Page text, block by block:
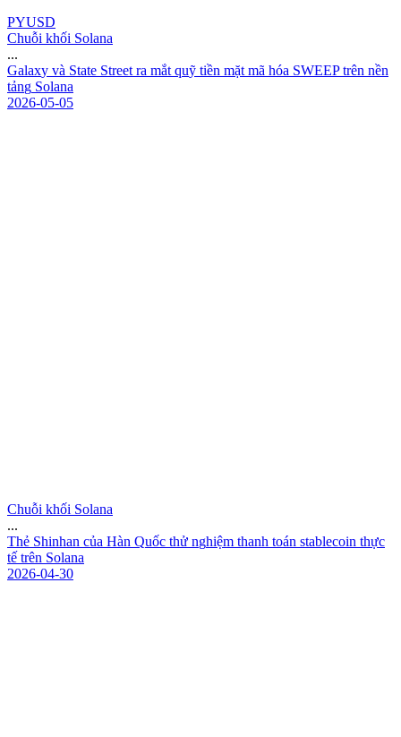
PYUSD
Chuỗi khối Solana
...
Galaxy và State Street ra mắt quỹ tiền mặt mã hóa SWEEP trên nền
tảng Solana
2026-05-05
Chuỗi khối Solana
...
Thẻ Shinhan của Hàn Quốc thử nghiệm thanh toán stablecoin thực
tế trên Solana
2026-04-30